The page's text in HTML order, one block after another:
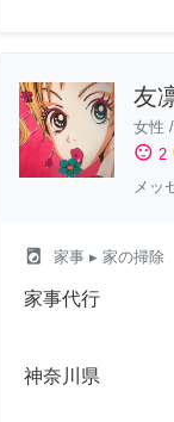
友
女性 /
sentiment_satisfied 2
メッ
local_laundry_service 家事▸ 家の掃除
家事代行
神奈川県